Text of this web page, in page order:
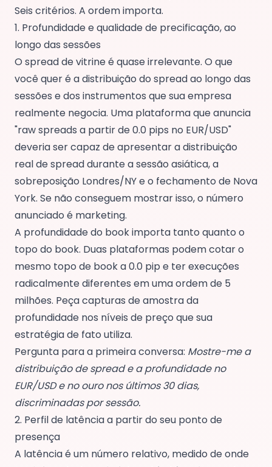
Seis critérios. A ordem importa.
1. Profundidade e qualidade de precificação, ao
longo das sessões
O spread de vitrine é quase irrelevante. O que
você quer é a distribuição do spread ao longo das
sessões e dos instrumentos que sua empresa
realmente negocia. Uma plataforma que anuncia
"raw spreads a partir de 0.0 pips no EUR/USD"
deveria ser capaz de apresentar a distribuição
real de spread durante a sessão asiática, a
sobreposição Londres/NY e o fechamento de Nova
York. Se não conseguem mostrar isso, o número
anunciado é marketing.
A profundidade do book importa tanto quanto o
topo do book. Duas plataformas podem cotar o
mesmo topo de book a 0.0 pip e ter execuções
radicalmente diferentes em uma ordem de 5
milhões. Peça capturas de amostra da
profundidade nos níveis de preço que sua
estratégia de fato utiliza.
Pergunta para a primeira conversa: Mostre-me a
distribuição de spread e a profundidade no
EUR/USD e no ouro nos últimos 30 dias,
discriminadas por sessão.
2. Perfil de latência a partir do seu ponto de
presença
A latência é um número relativo, medido de onde